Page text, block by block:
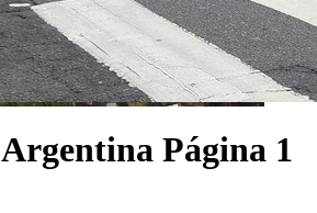
Argentina Página 1